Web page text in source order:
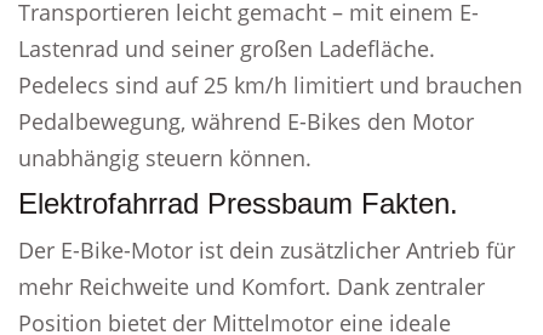
Transportieren leicht gemacht – mit einem E-
Lastenrad und seiner großen Ladefläche.
Pedelecs sind auf 25 km/h limitiert und brauchen
Pedalbewegung, während E-Bikes den Motor
unabhängig steuern können.
Elektrofahrrad Pressbaum Fakten.
Der E-Bike-Motor ist dein zusätzlicher Antrieb für
mehr Reichweite und Komfort. Dank zentraler
Position bietet der Mittelmotor eine ideale